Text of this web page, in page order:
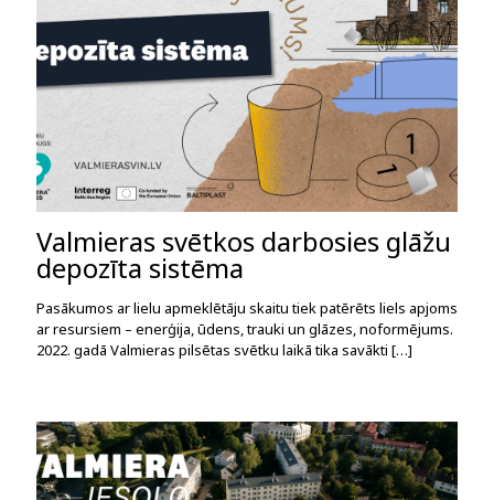
Valmieras svētkos darbosies glāžu
depozīta sistēma
Pasākumos ar lielu apmeklētāju skaitu tiek patērēts liels apjoms
ar resursiem – enerģija, ūdens, trauki un glāzes, noformējums.
2022. gadā Valmieras pilsētas svētku laikā tika savākti […]